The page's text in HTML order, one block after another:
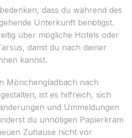
dass du während des
Unterkunft benötigst.
über mögliche Hotels oder
damit du nach deiner
kannst.
Mönchengladbach nach
ist es hilfreich, sich
und Ummeldungen
du unnötigen Papierkram
Zuhause nicht vor